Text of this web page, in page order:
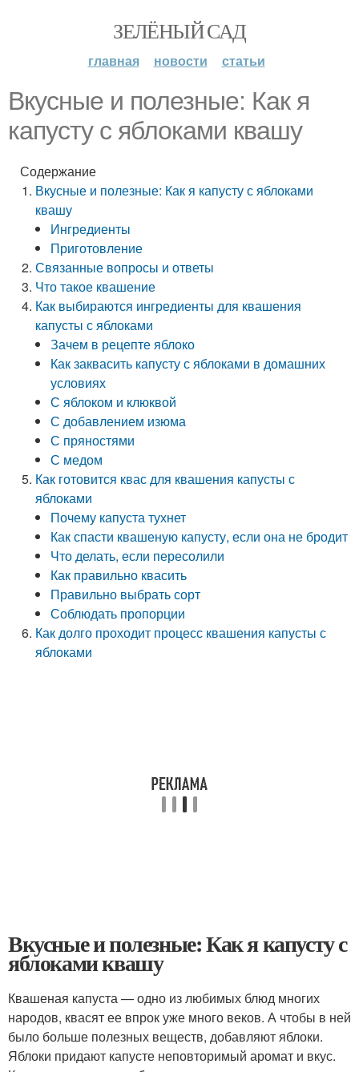
ЗЕЛЁНЫЙ САД
главная новости статьи
Вкусные и полезные: Как я
капусту с яблоками квашу
Содержание
Вкусные и полезные: Как я капусту с яблоками
квашу
Ингредиенты
Приготовление
Связанные вопросы и ответы
Что такое квашение
Как выбираются ингредиенты для квашения
капусты с яблоками
Зачем в рецепте яблоко
Как заквасить капусту с яблоками в домашних
условиях
С яблоком и клюквой
С добавлением изюма
С пряностями
С медом
Как готовится квас для квашения капусты с
яблоками
Почему капуста тухнет
Как спасти квашеную капусту, если она не бродит
Что делать, если пересолили
Как правильно квасить
Правильно выбрать сорт
Соблюдать пропорции
Как долго проходит процесс квашения капусты с
яблоками
Вкусные и полезные: Как я капусту с
яблоками квашу
Квашеная капуста — одно из любимых блюд многих
народов, квасят ее впрок уже много веков. А чтобы в ней
было больше полезных веществ, добавляют яблоки.
Яблоки придают капусте неповторимый аромат и вкус.